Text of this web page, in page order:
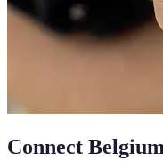
Connect Belgium